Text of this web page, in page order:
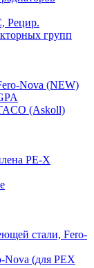
Рецир.
групп
Nova (NEW)
(Askoll)
PE-X
стали, Fero-
Nova (для PEX